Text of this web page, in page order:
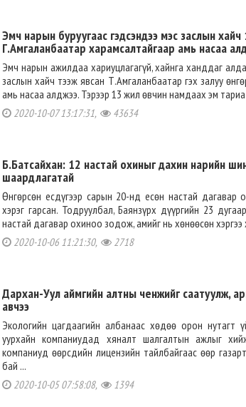
Эмч нарын буруугаас гэдсэндээ мэс заслын хайч
Г.Амгаланбаатар харамсалтайгаар амь насаа
Эмч нарын ажилдаа хариуцлагагүй, хайнга ханддаг
заслын хайч тээж явсан Т.Амгаланбаатар гэх залуу
амь насаа алджээ. Тэрээр 13 жил өвчин намдаах эм тариа
2020-10-07 13:17:31, 43634
Б.Батсайхан: 12 настай охиныг дахин нарийн
шаардлагатай
Өнгөрсөн есдүгээр сарын 20-нд есөн настай
хэрэг гарсан. Тодруулбал, Баянзүрх дүүргийн 23
настай дагавар охиноо зодож, амийг нь хөнөөсөн хэргээ
2020-10-06 11:21:30, 2718
Дархан-Уул аймгийн алтны ченжийг саатуулж,
авчээ
Экологийн цагдаагийн албанаас хөдөө орон нутагт
уурхайн компаниудад хяналт шалгалтын ажлыг
компаниуд өөрсдийн лицензийн тайлбайгаас өөр
бай ...
2020-10-05 07:58:08, 1394